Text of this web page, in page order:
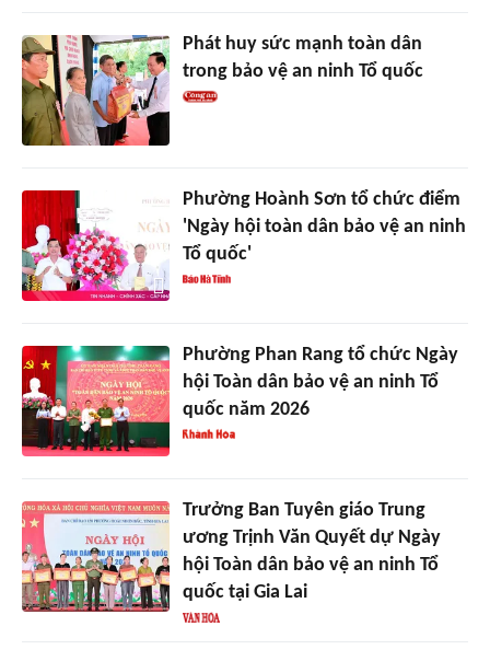
Phát huy sức mạnh toàn dân
trong bảo vệ an ninh Tổ quốc
Phường Hoành Sơn tổ chức điểm
'Ngày hội toàn dân bảo vệ an ninh
Tổ quốc'
Phường Phan Rang tổ chức Ngày
hội Toàn dân bảo vệ an ninh Tổ
quốc năm 2026
Trưởng Ban Tuyên giáo Trung
ương Trịnh Văn Quyết dự Ngày
hội Toàn dân bảo vệ an ninh Tổ
quốc tại Gia Lai